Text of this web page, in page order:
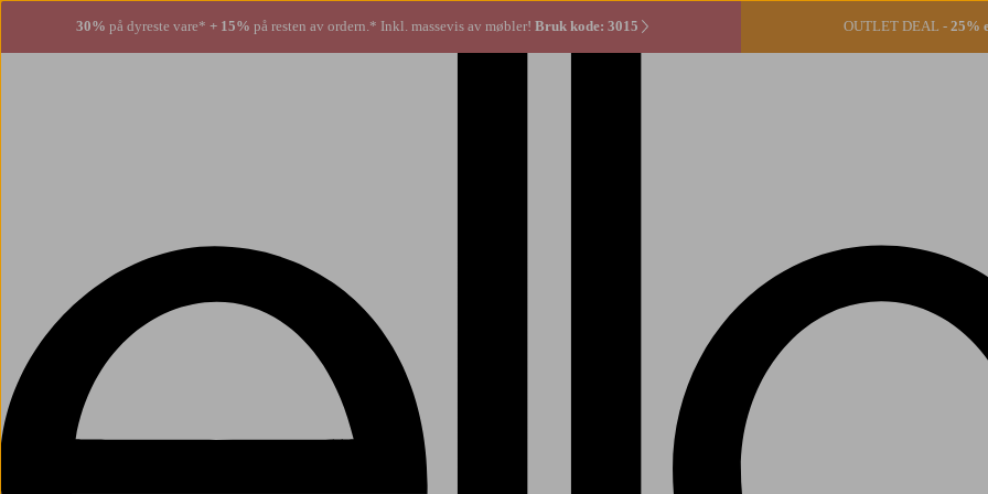
30% på dyreste vare* + 15% på resten av ordern.* Inkl. massevis av møbler! Bruk kode: 3015 OUTLET DEAL - 25%